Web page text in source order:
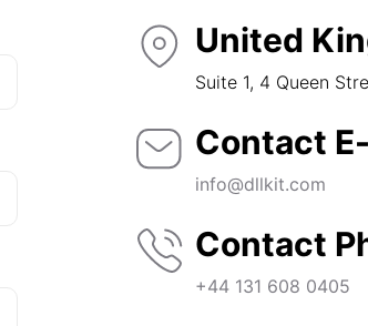
United
Suite 1, 4 Queen
Contact
info@dllkit.com
Contact
+44 131 608 0405